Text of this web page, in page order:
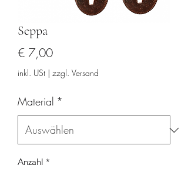
Seppa
€ 7,00Preis
inkl. USt | zzgl. Versand
Material *
Anzahl *